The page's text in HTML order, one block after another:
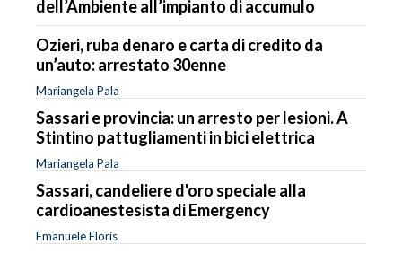
dell’Ambiente all’impianto di accumulo
Ozieri, ruba denaro e carta di credito da
un’auto: arrestato 30enne
Mariangela Pala
Sassari e provincia: un arresto per lesioni. A
Stintino pattugliamenti in bici elettrica
Mariangela Pala
Sassari, candeliere d'oro speciale alla
cardioanestesista di Emergency
Emanuele Floris